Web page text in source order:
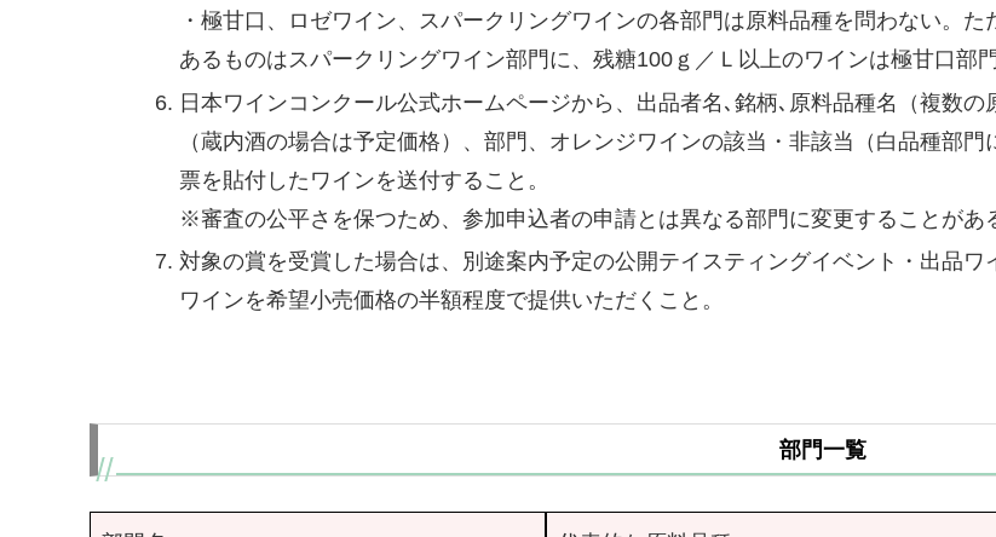
・極甘口、ロゼワイン、スパークリングワインの各部門は原料品種を問わない。
あるものはスパークリングワイン部門に、残糖100ｇ／Ｌ以上のワインは極甘口部
日本ワインコンクール公式ホームページから、出品者名､銘柄､原料品種名（複数
（蔵内酒の場合は予定価格）、部門、オレンジワインの該当・非該当（白品種部
票を貼付したワインを送付すること。
※審査の公平さを保つため、参加申込者の申請とは異なる部門に変更することがあ
対象の賞を受賞した場合は、別途案内予定の公開テイスティングイベント・出品
ワインを希望小売価格の半額程度で提供いただくこと。
部門一覧